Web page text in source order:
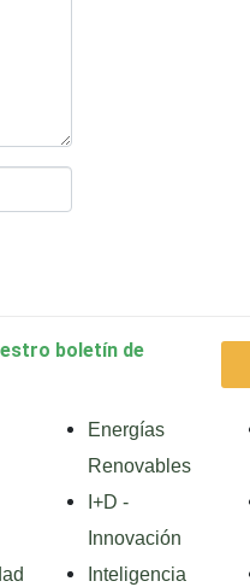
boletín de
Energías
Renovables
I+D -
Innovación
Inteligencia